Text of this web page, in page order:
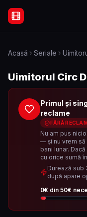
Filme Online
Acasă Seriale
Uimitorul Circ
Primul și
reclame
FĂRĂ
Nu am pus
— și nu vrem
bani lunar.
cu orice sumă
Durează
după apare
0€ din 50€